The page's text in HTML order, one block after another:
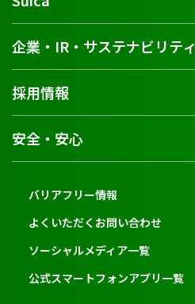
企業・IR・サステナビリティ
採用情報
安全・安心
バリアフリー情報
よくいただくお問い合わせ
ソーシャルメディア一覧
公式スマートフォンアプリ一覧